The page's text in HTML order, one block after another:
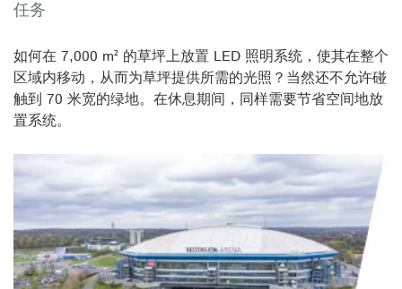
任务
如何在 7,000 m² 的草坪上放置 LED 照明系统，使其在整个
区域内移动，从而为草坪提供所需的光照？当然还不允许碰
触到 70 米宽的绿地。在休息期间，同样需要节省空间地放
置系统。